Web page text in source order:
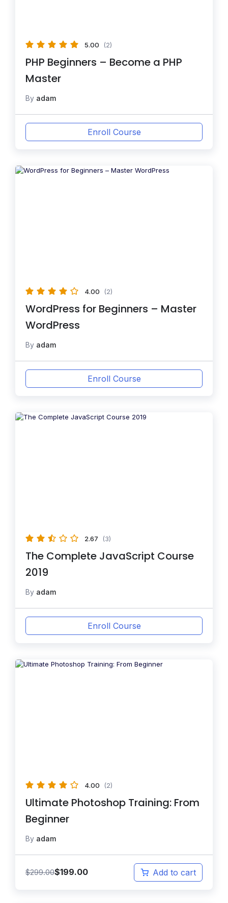
5.00 (2)
PHP Beginners – Become a PHP
Master
By adam
Enroll Course
4.00 (2)
WordPress for Beginners – Master
WordPress
By adam
Enroll Course
2.67 (3)
The Complete JavaScript Course
2019
By adam
Enroll Course
4.00 (2)
Ultimate Photoshop Training: From
Beginner
By adam
$299.00$199.00 Add to cart